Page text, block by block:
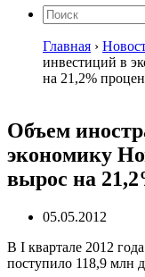
Главная ›
инвестиций в
на 21,2%
Объем
экономику
вырос на
05.05.2012
В I квартале 2012
поступило 118,9 млн